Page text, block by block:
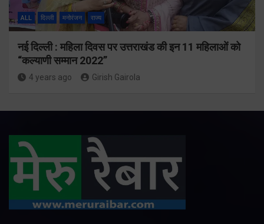
ALL दिल्ली मनोरंजन राज्य
नई दिल्ली : महिला दिवस पर उत्तराखंड की इन 11 महिलाओं को
“कल्याणी सम्मान 2022”
4 years ago Girish Gairola